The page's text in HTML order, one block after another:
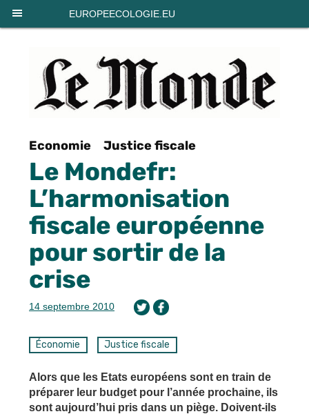
EUROPEECOLOGIE.EU
Economie Justice fiscale
Le Mondefr:
L’harmonisation
fiscale européenne
pour sortir de la
crise
14 septembre 2010
Économie Justice fiscale
Alors que les Etats européens sont en train de
préparer leur budget pour l’année prochaine, ils
sont aujourd’hui pris dans un piège. Doivent-ils